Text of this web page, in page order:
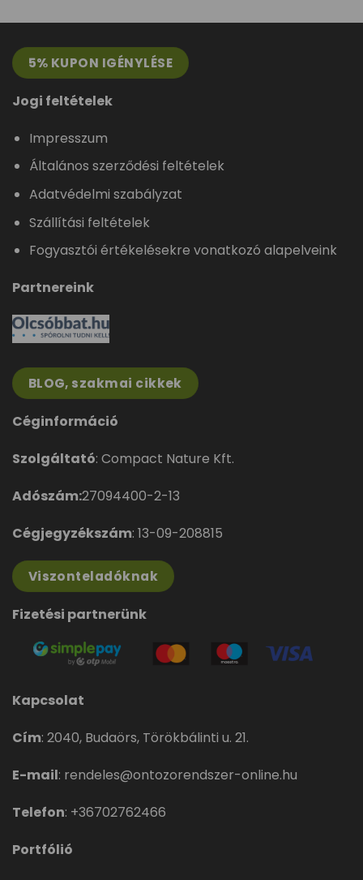
5% KUPON IGÉNYLÉSE
Jogi feltételek
Impresszum
Általános szerződési feltételek
Adatvédelmi szabályzat
Szállítási feltételek
Fogyasztói értékelésekre vonatkozó alapelveink
Partnereink
BLOG, szakmai cikkek
Céginformáció
Szolgáltató: Compact Nature Kft.
Adószám:27094400-2-13
Cégjegyzékszám: 13-09-208815
Viszonteladóknak
Fizetési partnerünk
Kapcsolat
Cím: 2040, Budaörs, Törökbálinti u. 21.
E-mail: rendeles@ontozorendszer-online.hu
Telefon: +36702762466
Portfólió